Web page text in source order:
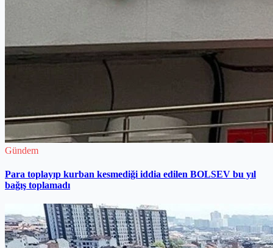
Gündem
Para toplayıp kurban kesmediği iddia edilen BOLSEV bu yıl
bağış toplamadı